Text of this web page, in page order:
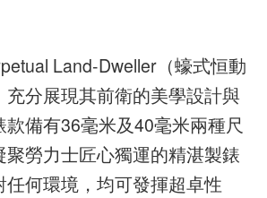
Land-Dweller（蠔式恒動
充分展現其前衛的美學設計與
備有36毫米及40毫米兩種尺
勞力士匠心獨運的精湛製錶
何環境，均可發揮超卓性